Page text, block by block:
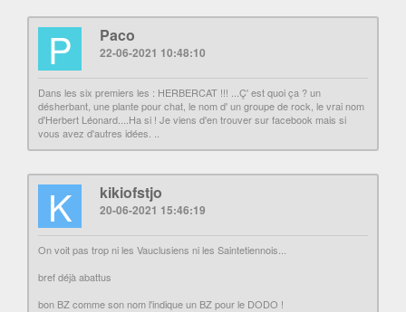
P Paco
22-06-2021 10:48:10
Dans les six premiers les : HERBERCAT !!! ...Ç' est quoi ça ? un
désherbant, une plante pour chat, le nom d' un groupe de rock, le vrai nom
d'Herbert Léonard....Ha si ! Je viens d'en trouver sur facebook mais si
vous avez d'autres idées. ..
K kikiofstjo
20-06-2021 15:46:19
On voit pas trop ni les Vauclusiens ni les Saintetiennois...
bref déjà abattus
bon BZ comme son nom l'indique un BZ pour le DODO !